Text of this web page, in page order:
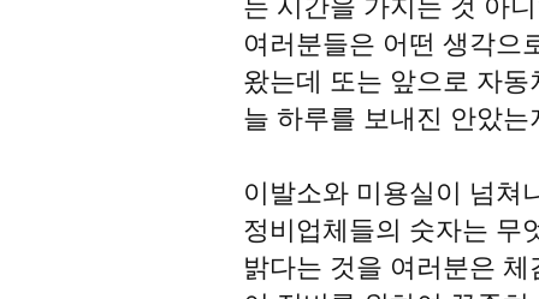
는 시간을 가지는 것 아
여러분들은 어떤 생각으
왔는데 또는 앞으로 자
늘 하루를 보내진 안았
이발소와 미용실이 넘쳐
정비업체들의 숫자는 무
밝다는 것을 여러분은